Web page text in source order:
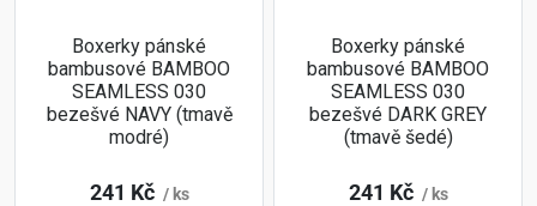
Boxerky pánské
bambusové BAMBOO
SEAMLESS 030
bezešvé NAVY (tmavě
modré)
241 Kč / ks
Boxerky pánské
bambusové BAMBOO
SEAMLESS 030
bezešvé DARK GREY
(tmavě šedé)
241 Kč / ks